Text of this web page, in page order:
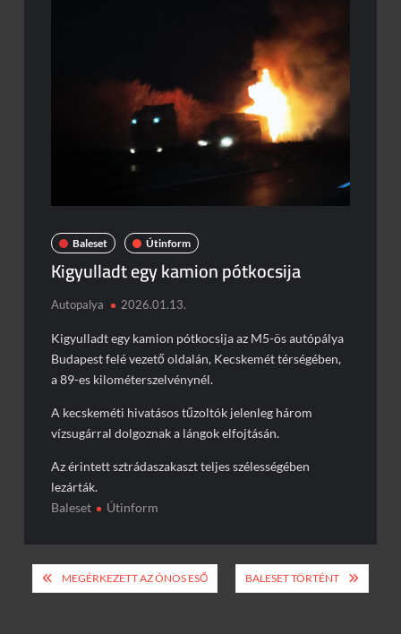
Baleset Útinform
Kigyulladt egy kamion pótkocsija
Autopalya 2026.01.13.
Kigyulladt egy kamion pótkocsija az M5-ös autópálya
Budapest felé vezető oldalán, Kecskemét térségében,
a 89-es kilométerszelvénynél.
A kecskeméti hivatásos tűzoltók jelenleg három
vízsugárral dolgoznak a lángok elfojtásán.
Az érintett sztrádaszakaszt teljes szélességében
lezárták.
Baleset
Útinform
Bejegyzés
navigáció
MEGÉRKEZETT AZ ÓNOS ESŐ BALESET TÖRTÉNT